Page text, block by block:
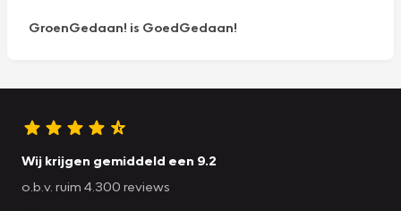
GroenGedaan! is GoedGedaan!
Wij krijgen gemiddeld een 9.2
o.b.v. ruim 4.300 reviews